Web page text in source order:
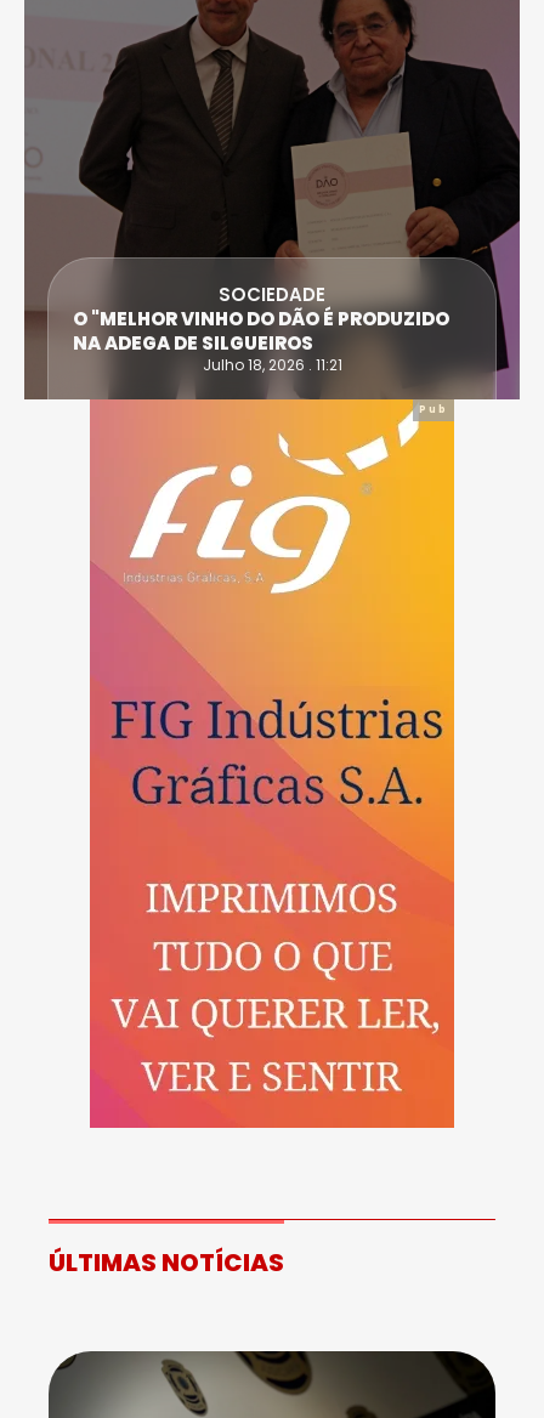
SOCIEDADE
O "MELHOR VINHO DO DÃO É PRODUZIDO
NA ADEGA DE SILGUEIROS
Julho 18, 2026 . 11:21
Pub
ÚLTIMAS NOTÍCIAS